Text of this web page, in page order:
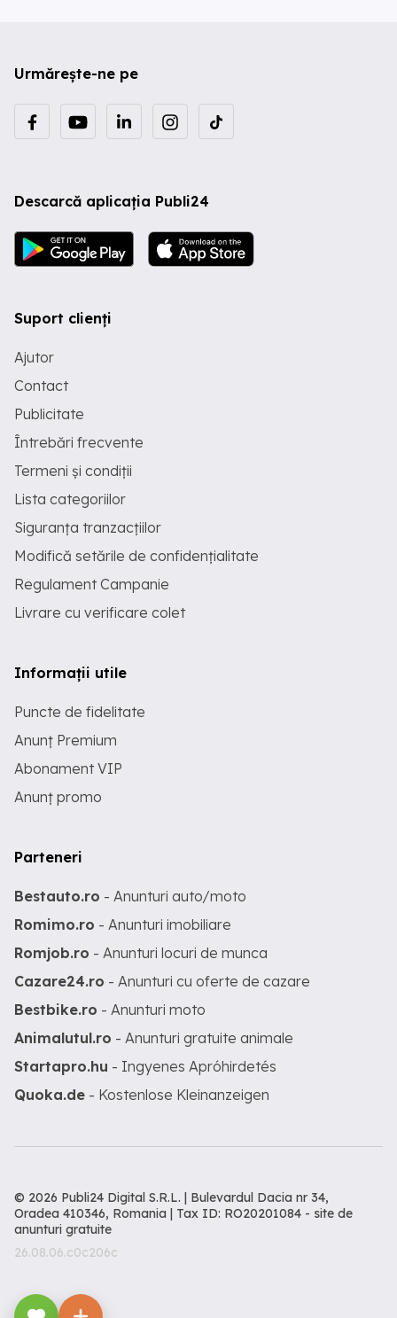
Urmărește-ne pe
Descarcă aplicația Publi24
Suport clienți
Ajutor
Contact
Publicitate
Întrebări frecvente
Termeni și condiții
Lista categoriilor
Siguranța tranzacțiilor
Modifică setările de confidențialitate
Regulament Campanie
Livrare cu verificare colet
Informații utile
Puncte de fidelitate
Anunț Premium
Abonament VIP
Anunț promo
Parteneri
Bestauto.ro - Anunturi auto/moto
Romimo.ro - Anunturi imobiliare
Romjob.ro - Anunturi locuri de munca
Cazare24.ro - Anunturi cu oferte de cazare
Bestbike.ro - Anunturi moto
Animalutul.ro - Anunturi gratuite animale
Startapro.hu - Ingyenes Apróhirdetés
Quoka.de - Kostenlose Kleinanzeigen
© 2026 Publi24 Digital S.R.L. | Bulevardul Dacia nr 34,
Oradea 410346, Romania | Tax ID: RO20201084 - site de
anunturi gratuite
26.08.06.c0c206c